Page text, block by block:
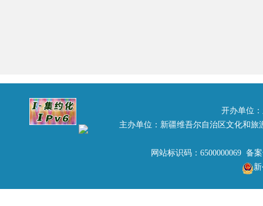
竞标人对以上评标结果有
以书面材料并加盖公章以
形式),递交自治区旅游局
复有异议的,可向监管部门
联系人：杨怡 邮箱：
开办单位
主办单位：新疆维吾尔自治区文化和
网站标识码：6500000069 备